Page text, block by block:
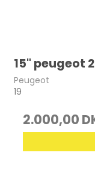
15" peugeot
Peugeot
19
2.000,00